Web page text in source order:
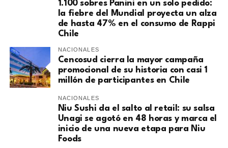
1.100 sobres Panini en un solo pedido:
la fiebre del Mundial proyecta un alza
de hasta 47% en el consumo de Rappi
Chile
NACIONALES
Cencosud cierra la mayor campaña
promocional de su historia con casi 1
millón de participantes en Chile
NACIONALES
Niu Sushi da el salto al retail: su salsa
Unagi se agotó en 48 horas y marca el
inicio de una nueva etapa para Niu
Foods